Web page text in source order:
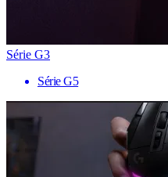
Série G3
Série G5